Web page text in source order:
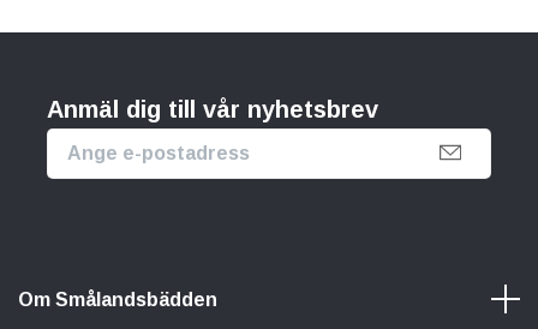
Anmäl dig till vår nyhetsbrev
Om Smålandsbädden